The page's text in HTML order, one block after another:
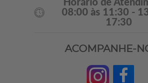
Horário de
08:00 às 11:30 -
17:30
ACOMPANHE-